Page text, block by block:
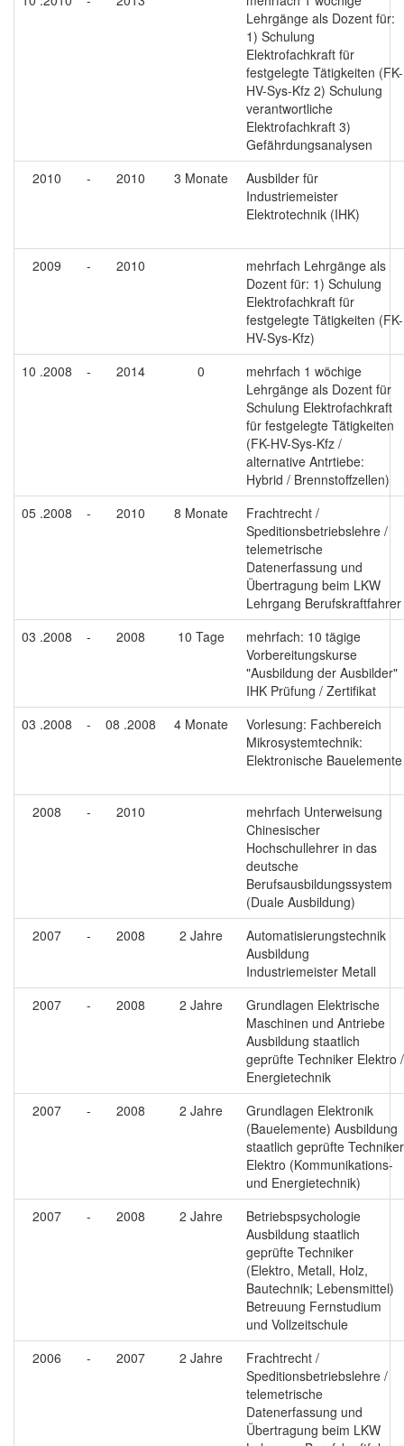
Lehrgänge als Dozent für:
1) Schulung
Elektrofachkraft für
festgelegte Tätigkeiten (FK-
HV-Sys-Kfz 2) Schulung
verantwortliche
Elektrofachkraft 3)
Gefährdungsanalysen
2010
- 2010 3 Monate
Ausbilder für
Industriemeister
Elektrotechnik (IHK)
2009 - 2010
mehrfach Lehrgänge als
Dozent für: 1) Schulung
Elektrofachkraft für
festgelegte Tätigkeiten (FK-
HV-Sys-Kfz)
10 .2008
- 2014 0
mehrfach 1 wöchige
Lehrgänge als Dozent für
Schulung Elektrofachkraft
für festgelegte Tätigkeiten
(FK-HV-Sys-Kfz /
alternative Antrtiebe:
Hybrid / Brennstoffzellen)
05 .2008
- 2010 8 Monate
Frachtrecht /
Speditionsbetriebslehre /
telemetrische
Datenerfassung und
Übertragung beim LKW
Lehrgang Berufskraftfahrer
03 .2008
- 2008 10 Tage
mehrfach: 10 tägige
Vorbereitungskurse
"Ausbildung der Ausbilder"
IHK Prüfung / Zertifikat
03 .2008
- 08 .2008 4 Monate
Vorlesung: Fachbereich
Mikrosystemtechnik:
Elektronische Bauelemente
2008 - 2010
mehrfach Unterweisung
Chinesischer
Hochschullehrer in das
deutsche
Berufsausbildungssystem
(Duale Ausbildung)
2007
- 2008 2 Jahre
Automatisierungstechnik
Ausbildung
Industriemeister Metall
2007
- 2008 2 Jahre
Grundlagen Elektrische
Maschinen und Antriebe
Ausbildung staatlich
geprüfte Techniker Elektro /
Energietechnik
2007
- 2008 2 Jahre
Grundlagen Elektronik
(Bauelemente) Ausbildung
staatlich geprüfte Techniker
Elektro (Kommunikations-
und Energietechnik)
2007
- 2008 2 Jahre
Betriebspsychologie
Ausbildung staatlich
geprüfte Techniker
(Elektro, Metall, Holz,
Bautechnik; Lebensmittel)
Betreuung Fernstudium
und Vollzeitschule
2006
- 2007 2 Jahre
Frachtrecht /
Speditionsbetriebslehre /
telemetrische
Datenerfassung und
Übertragung beim LKW